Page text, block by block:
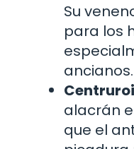
Su
para los
ancianos.
alacrán
que el